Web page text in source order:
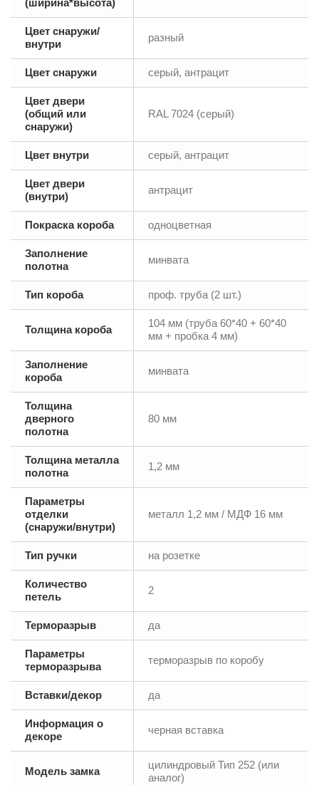
(ширина*высота)
Цвет снаружи/
внутри
разный
Цвет снаружи серый, антрацит
Цвет двери
(общий или
снаружи)
RAL 7024 (серый)
Цвет внутри серый, антрацит
Цвет двери
(внутри)
антрацит
Покраска короба одноцветная
Заполнение
полотна
минвата
Тип короба проф. труба (2 шт.)
Толщина короба
104 мм (труба 60*40 + 60*40
мм + пробка 4 мм)
Заполнение
короба
минвата
Толщина
дверного
полотна
80 мм
Толщина металла
полотна
1,2 мм
Параметры
отделки
(снаружи/внутри)
металл 1,2 мм / МДФ 16 мм
Тип ручки на розетке
Количество
петель
2
Терморазрыв да
Параметры
терморазрыва
терморазрыв по коробу
Вставки/декор да
Информация о
декоре
черная вставка
Модель замка
цилиндровый Тип 252 (или
аналог)